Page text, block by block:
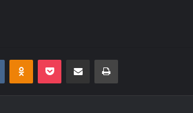
VKontakteOdnoklassniki
Pocket E-Posta ile paylaş Yazdır